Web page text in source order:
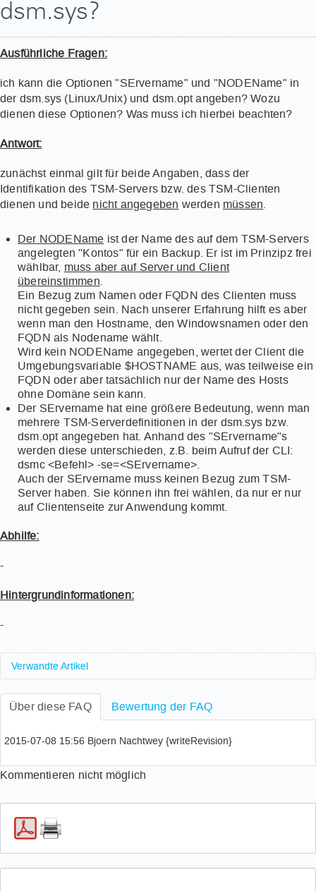
dsm.sys?
Ausführliche Fragen:
ich kann die Optionen "SErvername" und "NODEName" in
der dsm.sys (Linux/Unix) und dsm.opt angeben? Wozu
dienen diese Optionen? Was muss ich hierbei beachten?
Antwort:
zunächst einmal gilt für beide Angaben, dass der
Identifikation des TSM-Servers bzw. des TSM-Clienten
dienen und beide nicht angegeben werden müssen
Der NODEName ist der Name des auf dem TSM-Servers
angelegten "Kontos" für ein Backup. Er ist im Prinzipz frei
wählbar, muss aber auf Server und Client
übereinstimmen
Ein Bezug zum Namen oder FQDN des Clienten muss
nicht gegeben sein. Nach unserer Erfahrung hilft es aber
wenn man den Hostname, den Windowsnamen oder den
FQDN als Nodename wählt.
Wird kein NODEName angegeben, wertet der Client die
Umgebungsvariable $HOSTNAME aus, was teilweise ein
FQDN oder aber tatsächlich nur der Name des Hosts
ohne Domäne sein kann.
Der SErvername hat eine größere Bedeutung, wenn man
mehrere TSM-Serverdefinitionen in der dsm.sys bzw.
dsm.opt angegeben hat. Anhand des "SErvername"s
werden diese unterschieden, z.B. beim Aufruf der CLI:
dsmc <Befehl> -se=<SErvername>.
Auch der SErvername muss keinen Bezug zum TSM-
Server haben. Sie können ihn frei wählen, da nur er nur
auf Clientenseite zur Anwendung kommt.
Abhilfe:
-
Hintergrundinformationen:
-
Verwandte Artikel
Wie deinstalliere ich alte Kernel Images in Ubuntu,
um Festplattenspeicher freizugeben?
Wie verifiziere ich meine Mobiltelefonnummer?
Wo finde ich Informationen zum Matomo Dienst?
Wie aktiviere ich RAM nach einer Erweiterung?
Welchen TSM-Client soll ich nutzen? Welchen TSM-
Clienten sollte ich meiden?
Über diese FAQ Bewertung der FAQ
2015-07-08 15:56 Bjoern Nachtwey {writeRevision}
Kommentieren nicht möglich